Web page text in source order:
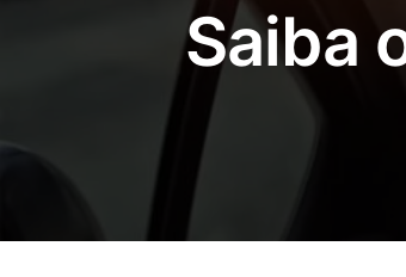
Saiba